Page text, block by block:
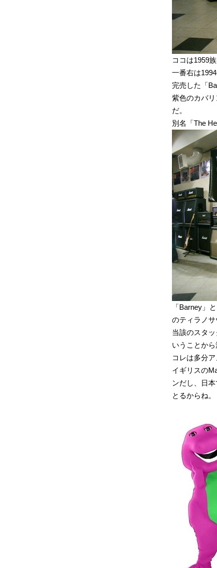
ココは1959
一番右は
完売した「
紫色のカバ
だ。
別名「The
「Barney」
のティラノ
当該のスタ
いうことか
コレは多分
イギリスの
ンだし、日
とるからね。